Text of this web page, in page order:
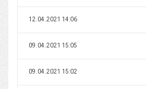
12.04.2021 14:06
09.04.2021 15:05
09.04.2021 15:02